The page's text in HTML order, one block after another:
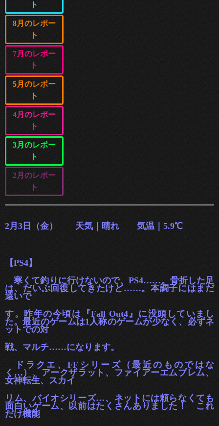
ト
8月のレポー
ト
7月のレポー
ト
5月のレポー
ト
4月のレポー
ト
3月のレポー
ト
2月のレポー
ト
2月3日（金） 天気｜晴れ 気温｜5.9℃
【PS4】
寒くて釣りに行けないので、PS4……。骨折した足
は、だいぶ回復してきたけど……。本調子にはまだ
遠いで
す。昨年の今頃は『Fall Out4』に没頭していまし
た。最近のゲームは1人称のゲームが少なく、必ずネ
ットでの対
戦、マルチ……になります。
ドラクエ、FFシリーズ（最近のものではな
く…）、アークザラッ ト、ファイアーエムブレム、
女神転生、スカイ
リム、バイオシリーズ…、ネットには頼らなくても
面白いゲーム、以前はたくさんありました！ これ
だけ機能